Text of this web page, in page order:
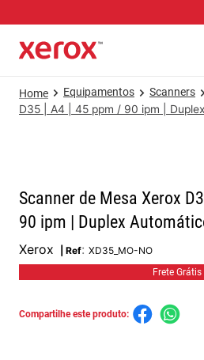
Equipamentos Scanners
D35 | A4 | 45 ppm / 90 ipm |
Scanner de Mesa Xerox
90 ipm | Duplex
Xerox : XD35_MO-NO
Frete Grátis